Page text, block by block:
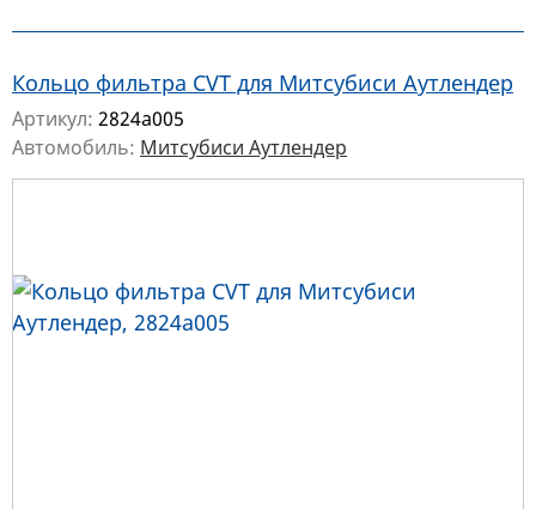
Кольцо фильтра CVT для Митсубиси Аутлендер
Артикул: 2824a005
Автомобиль: Митсубиси Аутлендер